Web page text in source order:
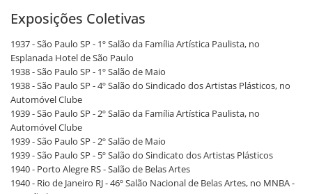
Exposições Coletivas
1937 - São Paulo SP - 1º Salão da Família Artística Paulista, no
Esplanada Hotel de São Paulo
1938 - São Paulo SP - 1º Salão de Maio
1938 - São Paulo SP - 4º Salão do Sindicado dos Artistas Plásticos, no
Automóvel Clube
1939 - São Paulo SP - 2º Salão da Família Artística Paulista, no
Automóvel Clube
1939 - São Paulo SP - 2º Salão de Maio
1939 - São Paulo SP - 5º Salão do Sindicato dos Artistas Plásticos
1940 - Porto Alegre RS - Salão de Belas Artes
1940 - Rio de Janeiro RJ - 46º Salão Nacional de Belas Artes, no MNBA -